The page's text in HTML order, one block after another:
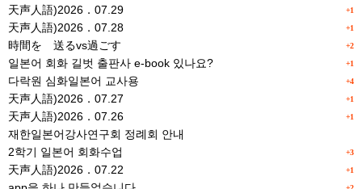
+1
天声人語)2026．07.29
+1
天声人語)2026．07.28
+2
時間を 送るvs過ごす
+1
일본어 회화 길벗 출판사 e-book 있나요?
+4
다락원 심화일본어 교사용
+1
天声人語)2026．07.27
+1
天声人語)2026．07.26
재한일본어강사연구회 정례회 안내
+3
2학기 일본어 회화수업
+1
天声人語)2026．07.22